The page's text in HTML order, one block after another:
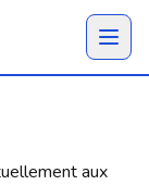
Ouvrir
aux